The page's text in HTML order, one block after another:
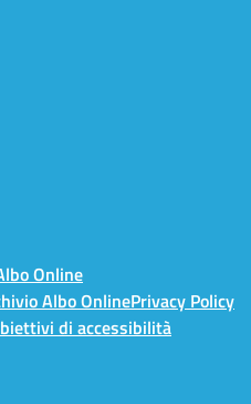
Online
Albo OnlinePrivacy Policy
di accessibilità